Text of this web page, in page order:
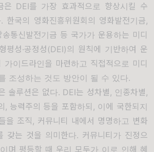
은 DEI를 가장 효과적으로 향상시킬 수
. 한국의 영화진흥위원회의 영화발전기금,
송통신발전기금 등 국가가 운용하는 미디
형평성·공정성 (DEI)의 원칙에 기반하여 운
가이드라인을 마련하고 직접적으로 미디
조성하는 것도 방안이 될 수 있다.
솔루션은 없다. DEI는 성차별 , 인종차별 ,
, 능력주의 등을 포함하되 , 이에 국한되지
을 조직 , 커뮤니티 내에서 명명하고 변화
갖는 것을 의미한다. 커뮤니티가 진정으
며 평등할 때 우리 모두가 이로 인해 혜